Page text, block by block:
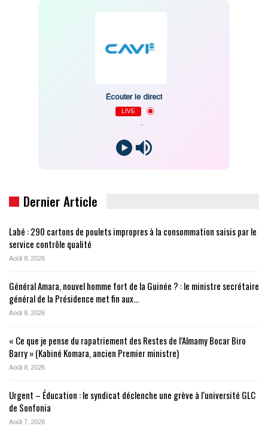
Écouter le direct
LIVE
Dernier Article
Labé : 290 cartons de poulets impropres à la consommation saisis par le
service contrôle qualité
Août 8, 2026
Général Amara, nouvel homme fort de la Guinée ? : le ministre secrétaire
général de la Présidence met fin aux…
Août 8, 2026
« Ce que je pense du rapatriement des Restes de l’Almamy Bocar Biro
Barry » (Kabiné Komara, ancien Premier ministre)
Août 8, 2026
Urgent – Éducation : le syndicat déclenche une grève à l’université GLC
de Sonfonia
Août 7, 2026